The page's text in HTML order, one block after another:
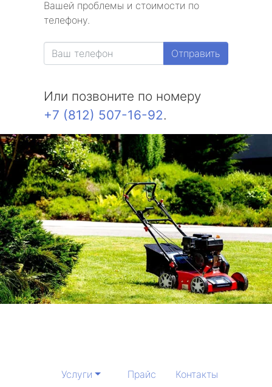
Вашей проблемы и стоимости по
телефону.
Отправить
Или позвоните по номеру
+7 (812) 507-16-92.
Услуги Прайс Контакты